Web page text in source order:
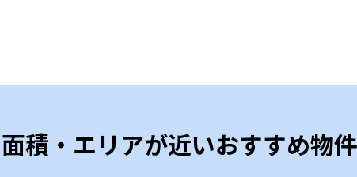
面積・エリアが近いおすすめ物件